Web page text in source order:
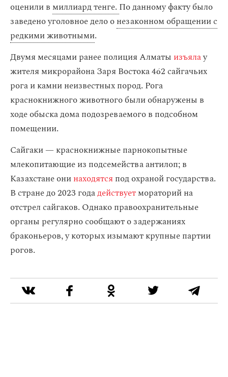
оценили в миллиард тенге. По данному факту было
заведено уголовное дело онезаконном обращении с
редкими животными.
Двумя месяцами ранее полиция Алматы изъялау
жителя микрорайона Заря Востока 462 сайгачьих
рога и камни неизвестных пород. Рога
краснокнижного животного были обнаружены в
ходе обыска дома подозреваемого в подсобном
помещении.
Сайгаки — краснокнижные парнокопытные
млекопитающие из подсемейства антилоп; в
Казахстане онинаходятся под охраной государства.
В стране до 2023 годадействуетмораторий на
отстрел сайгаков. Однако правоохранительные
органы регулярно сообщают о задержаниях
браконьеров, у которых изымают крупные партии
рогов.